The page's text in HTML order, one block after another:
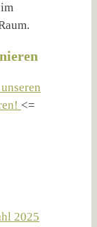
<=
2025